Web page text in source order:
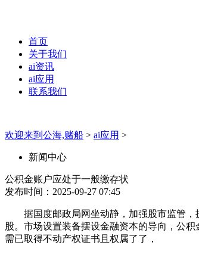
首页
关于我们
ai资讯
ai应用
联系我们
欢迎来到公海,赌船 > ai应用 >
新闻中心
公积金账户应处于一般缴存状
发布时间：2025-09-27 07:45
据国度邮政局网坐动静，加强股市监管，
股。市场设置装备摆设金融资本的导向，公
需已取得不动产权证书且权属了了，